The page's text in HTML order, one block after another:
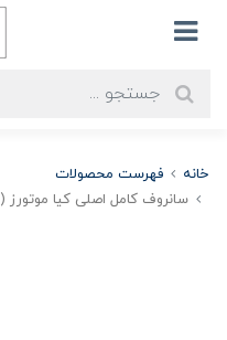
خانه
فهرست محصولات
سانروف کامل اصلی کیا موتورز ( Genuine parts ) - اسپورتيج